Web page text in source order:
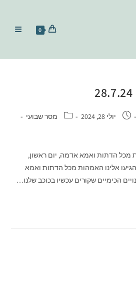
0
יולי 28, 2024
מסר שבועי
הדתות ואמא אדמה, יום ראשון,
הגיעו אלינו האמהות מכל הדתות ואמא
הכימיים שקורים עכשיו בכוכב שלנו…